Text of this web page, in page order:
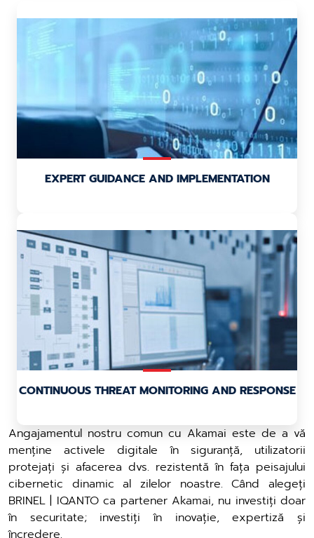
EXPERT GUIDANCE AND IMPLEMENTATION
CONTINUOUS THREAT MONITORING AND RESPONSE
Angajamentul nostru comun cu Akamai este de a vă
menține activele digitale în siguranță, utilizatorii
protejați și afacerea dvs. rezistentă în fața peisajului
cibernetic dinamic al zilelor noastre. Când alegeți
BRINEL | IQANTO ca partener Akamai, nu investiți doar
în securitate; investiți în inovație, expertiză și